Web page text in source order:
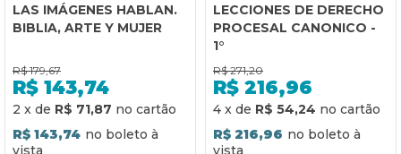
LAS IMÁGENES HABLAN.
BIBLIA, ARTE Y MUJER
R$ 179,67
R$ 143,74
2 x de R$ 71,87
R$ 143,74
LECCIONES DE DERECHO
PROCESAL CANONICO -
1°
R$ 271,20
R$ 216,96
4 x de R$ 54,24
R$ 216,96